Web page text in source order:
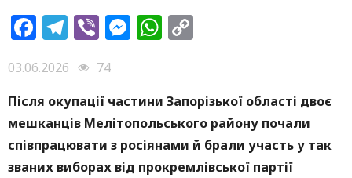
Facebook
Telegram
ViberMessenger
WhatsApp
03.06.2026
74
Після окупації частини Запорізької області двоє
мешканців Мелітопольського району почали
співпрацювати з росіянами й брали участь у так
званих виборах від прокремлівської партії